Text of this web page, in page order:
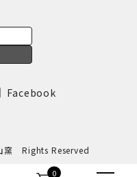
0
Facebook
Rights Reserved